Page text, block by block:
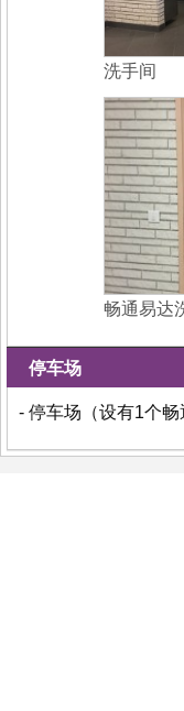
洗手间
畅通易达
停车场
- 停车场（设有1个畅